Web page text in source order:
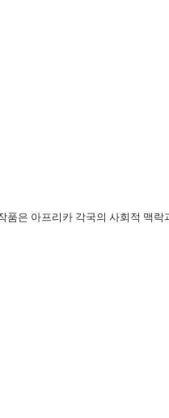
품은 아프리카 각국의 사회적 맥